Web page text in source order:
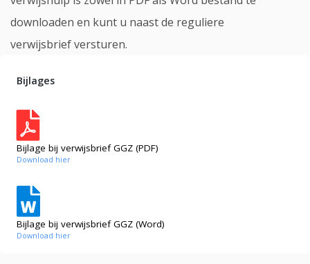
downloaden en kunt u naast de reguliere
verwijsbrief versturen.
Bijlages
Bijlage bij verwijsbrief GGZ (PDF)
Download hier
Bijlage bij verwijsbrief GGZ (Word)
Download hier